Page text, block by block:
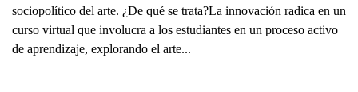
sociopolítico del arte. ¿De qué se trata?La innovación radica en un
curso virtual que involucra a los estudiantes en un proceso activo
de aprendizaje, explorando el arte...